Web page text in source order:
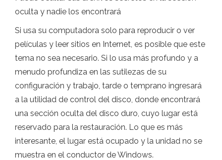
oculta y nadie los encontrará
Si usa su computadora solo para reproducir o ver
películas y leer sitios en Internet, es posible que este
tema no sea necesario. Si lo usa más profundo y a
menudo profundiza en las sutilezas de su
configuración y trabajo, tarde o temprano ingresará
a la utilidad de control del disco, donde encontrará
una sección oculta del disco duro, cuyo lugar está
reservado para la restauración. Lo que es más
interesante, el lugar está ocupado y la unidad no se
muestra en el conductor de Windows.